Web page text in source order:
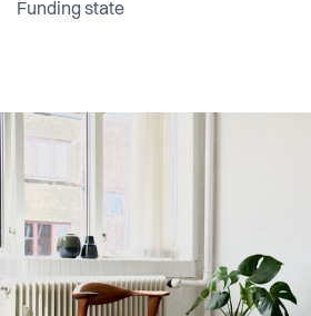
Funding state